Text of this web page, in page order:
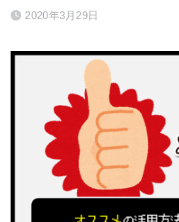
2020年3月29日